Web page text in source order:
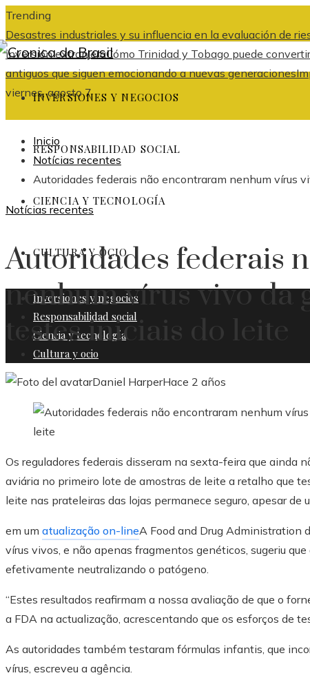
Trending
Desastres industriales y su influencia en la evaluación de
inversión extranjeraCómo Trinidad y Tobago puede
antiguos que siguen emocionando a nuevas generaciones
viernes, agosto 7
INVERSIONES Y NEGOCIOS
RESPONSABILIDAD SOCIAL
CIENCIA Y TECNOLOGÍA
CULTURA Y OCIO
Inversiones y negocios
Responsabilidad social
Ciencia y tecnología
Cultura y ocio
Inicio
Notícias recentes
Autoridades federais não encontraram nenhum vírus
Notícias recentes
Autoridades federais
nenhum vírus vivo da
testes iniciais do leite
Daniel HarperHace 2 años
Os reguladores federais disseram na sexta-feira que ainda
aviária no primeiro lote de amostras de leite a retalho que
leite nas prateleiras das lojas permanece seguro, apesar de
em um atualização on-lineA Food and Drug Administration
vírus vivos, e não apenas fragmentos genéticos, sugeriu
efetivamente neutralizando o patógeno.
“Estes resultados reafirmam a nossa avaliação de que o
a FDA na actualização, acrescentando que os esforços de
As autoridades também testaram fórmulas infantis, que
vírus, escreveu a agência.